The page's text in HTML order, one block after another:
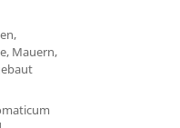
Mauern,